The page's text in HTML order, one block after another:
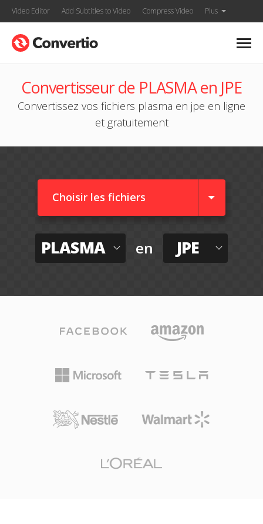
Video Editor Add Subtitles to Video Compress Video Plus
Convertisseur de PLASMA en JPE
Convertissez vos fichiers plasma en jpe en ligne
et gratuitement
Choisir les fichiers
PLASMA en JPE